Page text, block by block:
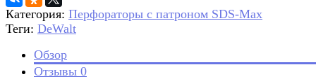
Категория: Перфораторы с патроном SDS-Max
Теги: DeWalt
Обзор
Отзывы 0